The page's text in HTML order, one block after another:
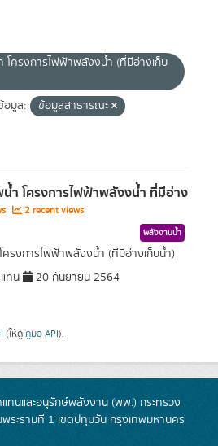
โครงการไฟฟ้าพลังงน้ำ (ที่มีอ่างเก็บ
อมูล:
ข้อมูลสาธารณะ
ำ โครงการไฟฟ้าพลังงน้ำ ที่มีอ่าง
2 recent views
พลังงานน้ำ
รงการไฟฟ้าพลังงน้ำ (ที่มีอ่างเก็บน้ำ)
ทน
20 กันยายน 2564
(ให้ดู คู่มือ API).
นและอนุรักษ์พลังงาน (พพ.) กระทรวง
ระรามที่ 1 เขตปทุมวัน กรุงเทพมหานคร